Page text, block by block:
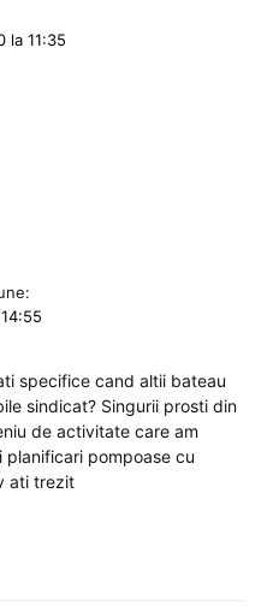
la 11:35
specifice cand altii bateau
sindicat? Singurii prosti din
de activitate care am
pompoase cu
ati trezit